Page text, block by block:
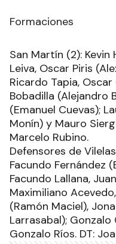
Formaciones
San Martín (2): Kevin
Leiva, Oscar Piris
Ricardo Tapia,
Bobadilla (Alejandro
(Emanuel Cuevas);
Monín) y Mauro
Marcelo Rubino.
Defensores de
Facundo Fernández
Facundo Lallana,
Maximiliano
(Ramón Maciel),
Larrasabal);
Gonzalo Ríos. DT: